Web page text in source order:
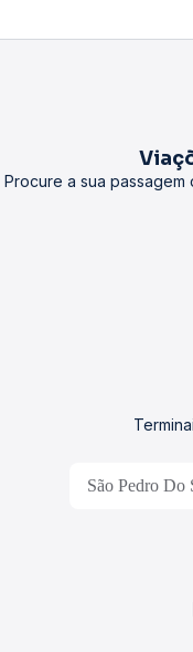
Procure a sua
São Pedro Do